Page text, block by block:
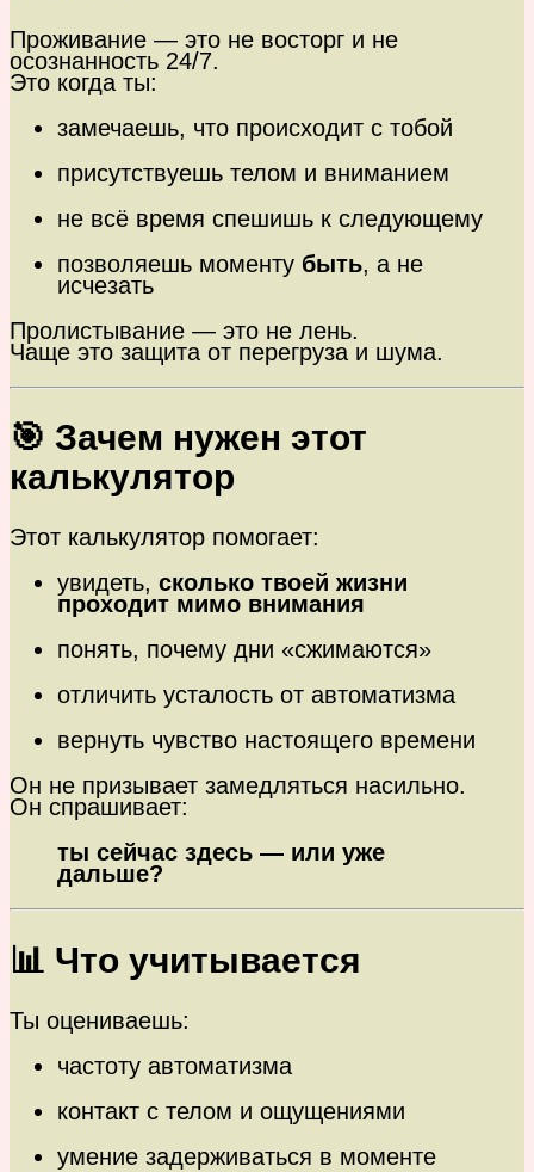
Проживание — это не восторг и не
осознанность 24/7.
Это когда ты:
замечаешь, что происходит с тобой
присутствуешь телом и вниманием
не всё время спешишь к следующему
позволяешь моменту быть, а не
исчезать
Пролистывание — это не лень.
Чаще это защита от перегруза и шума.
🎯 Зачем нужен этот
калькулятор
Этот калькулятор помогает:
увидеть, сколько твоей жизни
проходит мимо внимания
понять, почему дни «сжимаются»
отличить усталость от автоматизма
вернуть чувство настоящего времени
Он не призывает замедляться насильно.
Он спрашивает:
ты сейчас здесь — или уже
дальше?
📊 Что учитывается
Ты оцениваешь:
частоту автоматизма
контакт с телом и ощущениями
умение задерживаться в моменте